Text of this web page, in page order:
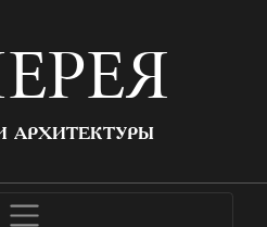
АРХИТЕКТУРЫ